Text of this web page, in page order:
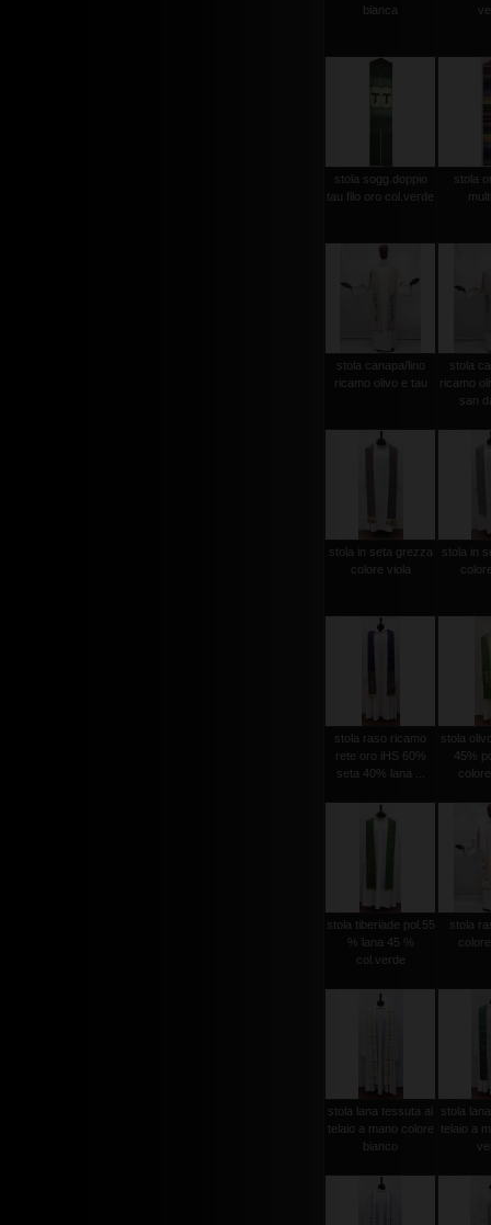
bianca
stola sogg.doppio
tau filo oro col.verde
stola
stola canapa/lino
ricamo olivo e tau
stola
ricamo
san
stola in seta grezza
colore viola
stola in
stola raso ricamo
rete oro iHS 60%
seta 40% lana ...
stola
45%
stola tiberiade pol.55
% lana 45 %
col.verde
stola
stola lana tessuta al
telaio a mano colore
bianco
stola
telaio a